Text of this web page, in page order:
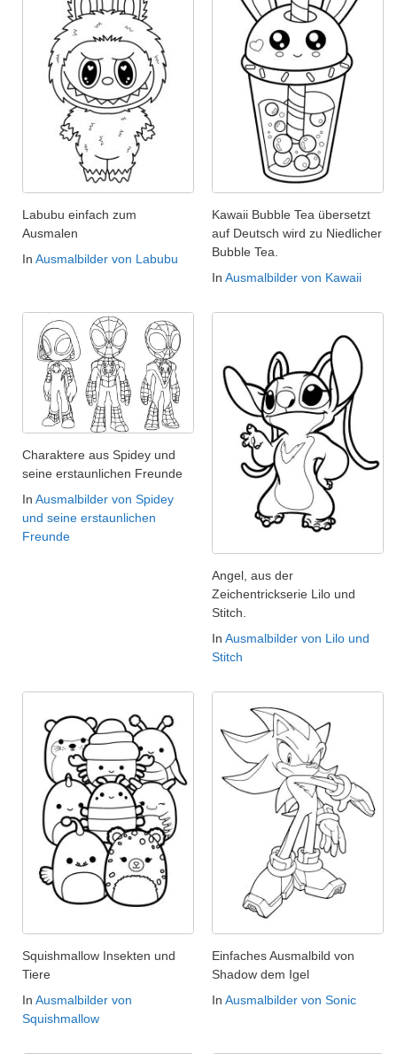
Labubu einfach zum
Ausmalen
In Ausmalbilder von Labubu
Kawaii Bubble Tea übersetzt
auf Deutsch wird zu Niedlicher
Bubble Tea.
In Ausmalbilder von Kawaii
Charaktere aus Spidey und
seine erstaunlichen Freunde
In Ausmalbilder von Spidey
und seine erstaunlichen
Freunde
Angel, aus der
Zeichentrickserie Lilo und
Stitch.
In Ausmalbilder von Lilo und
Stitch
Squishmallow Insekten und
Tiere
In Ausmalbilder von
Squishmallow
Einfaches Ausmalbild von
Shadow dem Igel
In Ausmalbilder von Sonic